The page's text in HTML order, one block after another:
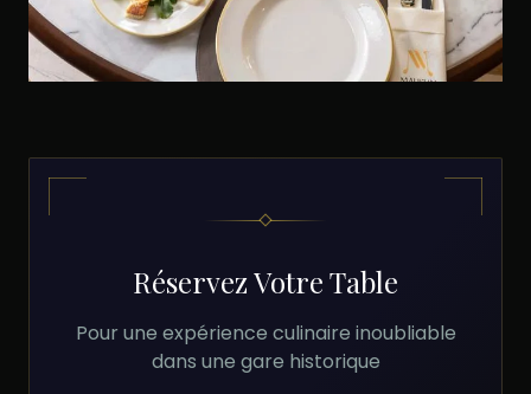
Réservez Votre Table
Pour une expérience culinaire inoubliable
dans une gare historique